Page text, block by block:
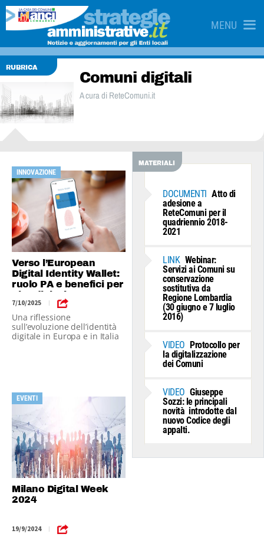
MENU
RUBRICA
Comuni digitali
A cura di ReteComuni.it
INNOVAZIONE
Verso l’European
Digital Identity Wallet:
ruolo PA e benefici per
cittadini e imprese
7/10/2025 |
Una riflessione
sull’evoluzione dell’identità
digitale in Europa e in Italia
EVENTI
Milano Digital Week
2024
19/9/2024 |
MATERIALI
DOCUMENTI Atto di
adesione a
ReteComuni per il
quadriennio 2018-
2021
LINK Webinar:
Servizi ai Comuni su
conservazione
sostitutiva da
Regione Lombardia
(30 giugno e 7 luglio
2016)
VIDEO Protocollo per
la digitalizzazione
dei Comuni
VIDEO Giuseppe
Sozzi: le principali
novità introdotte dal
nuovo Codice degli
appalti.